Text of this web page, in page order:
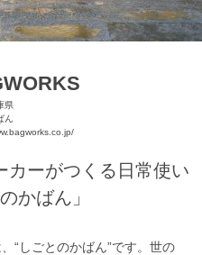
県
ん
カーがつくる日常使い
かばん」
“しごとのかばん”です。世の